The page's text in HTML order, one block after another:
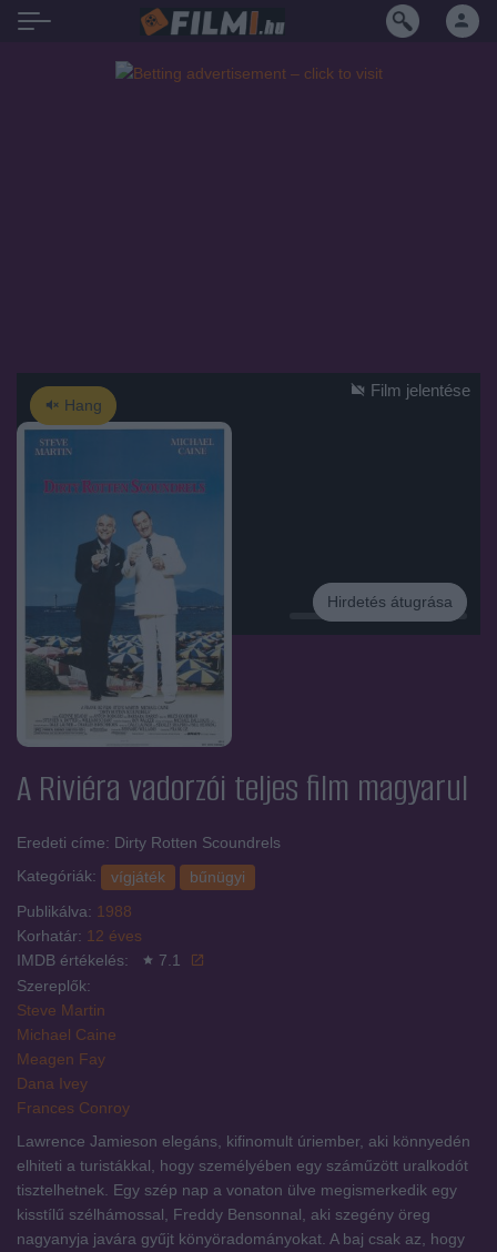
Hang
Hirdetés
Hirdetés átugrása
Film jelentése
A Riviéra vadorzói teljes film magyarul
Eredeti címe: Dirty Rotten Scoundrels
Kategóriák:
vígjáték
bűnügyi
Publikálva: 1988
Korhatár: 12 éves
IMDB értékelés:
7.1
Szereplők:
Steve Martin
Michael Caine
Meagen Fay
Dana Ivey
Frances Conroy
Lawrence Jamieson elegáns, kifinomult úriember, aki könnyedén
elhiteti a turistákkal, hogy személyében egy száműzött uralkodót
tisztelhetnek. Egy szép nap a vonaton ülve megismerkedik egy
kisstílű szélhámossal, Freddy Bensonnal, aki szegény öreg
nagyanyja javára gyűjt könyöradományokat. A baj csak az, hogy